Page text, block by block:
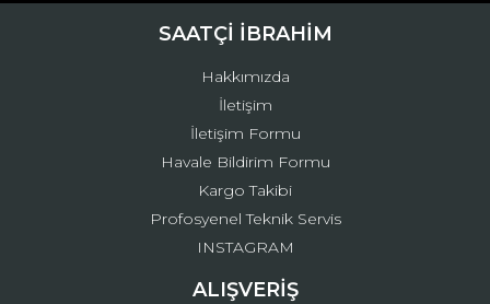
Ürün fiyatı diğer sitelerden daha pahalı.
Gönder
SAATÇİ İBRAHİM
Hakkımızda
İletişim
İletişim Formu
Havale Bildirim Formu
Kargo Takibi
Profosyenel Teknik Servis
INSTAGRAM
ALIŞVERİŞ